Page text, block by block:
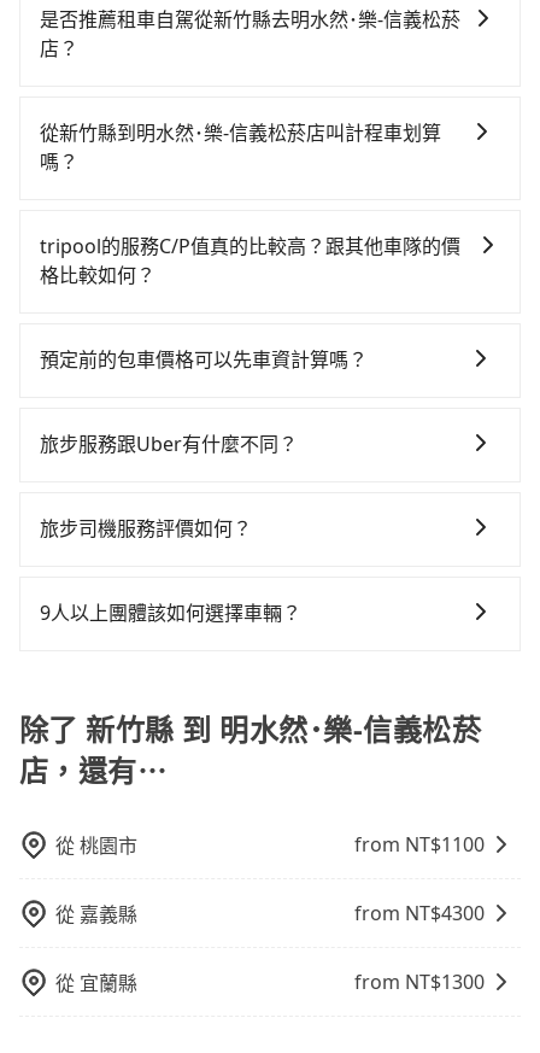
貴、費時、轉車麻煩，且難叫計程車前往高鐵站！從最
早06:36一直到23:27，新竹-台北一天最多有63班次高鐵
高鐵站後，步行進站、現場購票並於月台排隊的時間約
15分鐘，再乘坐31~36分鐘（平均34分）的高鐵從新竹
鐘、車費300元後，抵達明水然･樂-信義松菸店 (台北市
信義區) 的目的地。全程加上轉車時間共2小時7分鐘，假
度為雙北的1.3%，換句話說，臨時要叫小黃的難度是雙
高鐵而不預約包車，不僅每人至少額外負擔130元車資，
tripool的拼車共乘服務，最多可再節省50%的交通費
是否推薦租車自駕從新竹縣去明水然･樂-信義松菸
店？
時不需要閉目養神（因為要自己開車），最重要的是你
當天就要來回，那在新竹路邊可隨租隨借的iRent應該是
縣（關西鎮）到明水然･樂-信義松菸店的花費預估為
$950~1,450（金額差異來自於平假日、車款差異、抵達
的罰單都需自付。再者，和運的iRent只提供最基本的車
九人座可供選擇，而且無人租車最令人詬病的就是車
樣。另外，偶爾也會遇到明明已經預約了時間但上一位
小的風險。最後，雖然路邊隨租隨還看似方便，但實際
從新竹縣到明水然･樂-信義松菸店叫計程車划算
嗎？
灣大車隊、Uber、Line Taxi、Yoxi等。依照里程跳錶計
算，價格約為1,620~1,900元間，若改選tripool的專車
密度為雙北的1.3%，也就是說要臨時叫到小黃的難度是
店的最佳選擇。
tripool的服務C/P值真的比較高？跟其他車隊的價
格比較如何？
市場上稍具規模且合法經營的業者，有以短程與城市為
KKDAY、KLOOK、叫車吧等。tripool旅步專注在長程
車。由於有高效的車輛調度能力，能以市價7~8折提供專
預定前的包車價格可以先車資計算嗎？
無隱藏費用，讓您可以隨時掌握交通開支。
旅步服務跟Uber有什麼不同？
中長程提供最優惠的價格。 (3) 全台服務，不分城市與郊
旅步司機服務評價如何？
機非常高的評價，認為他們非常專業且親切！讓他們的
9人以上團體該如何選擇車輛？
客車最多座位數量就是9人，如扣掉司機就只能乘坐8位
乘客，如果要10人以上就是營業大客車的範疇，也就是
中型巴士或大型遊覽車。非法改裝的車輛，不僅與車輛
請下車終止行程事小，如果發生意外，保險公司可不予
賠償就事大了。千萬別為了省小錢而把朋友親人的安全
給賭上。通常人數沒有超過10位，建議預約一台九人座
與一台小轎車比較划算，如人數超過12位就一定是叫一
是禁止大客車通行的，建議在預定時最好先與車行或平
除了 新竹縣 到 明水然･樂-信義松菸
店，還有⋯
從桃園市 from NT$1100
從 嘉義縣 from NT$4300
從 宜蘭縣 from NT$1300